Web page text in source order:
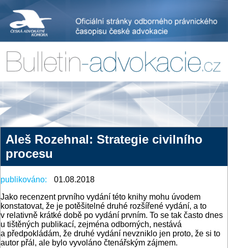
Aleš Rozehnal: Strategie civilního
procesu
publikováno:
01.08.2018
Jako recenzent prvního vydání této knihy mohu úvodem
konstatovat, že je potěšitelné druhé rozšířené vydání, a to
v relativně krátké době po vydání prvním. To se tak často dnes
u tištěných publikací, zejména odborných, nestává
a předpokládám, že druhé vydání nevzniklo jen proto, že si to
autor přál, ale bylo vyvoláno čtenářským zájmem.